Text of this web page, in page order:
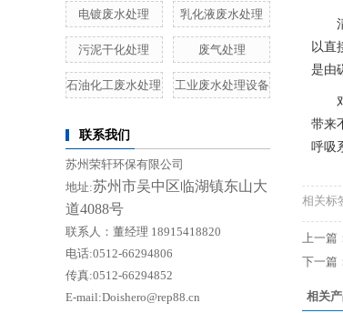
电镀废水处理 乳化液废水处理
污泥干化处理 废气处理
石油化工废水处理 工业废水处理设备
联系我们
苏州荣轩环保有限公司
地址:苏州市吴中区临湖镇东山大
道4088号
联系人：董经理 18915418820
电话:0512-66294806
传真:0512-66294852
E-mail:Doishero@rep88.cn
清
以直
是由
对
带来
呼吸
相关标
上一篇
下一篇
相关产